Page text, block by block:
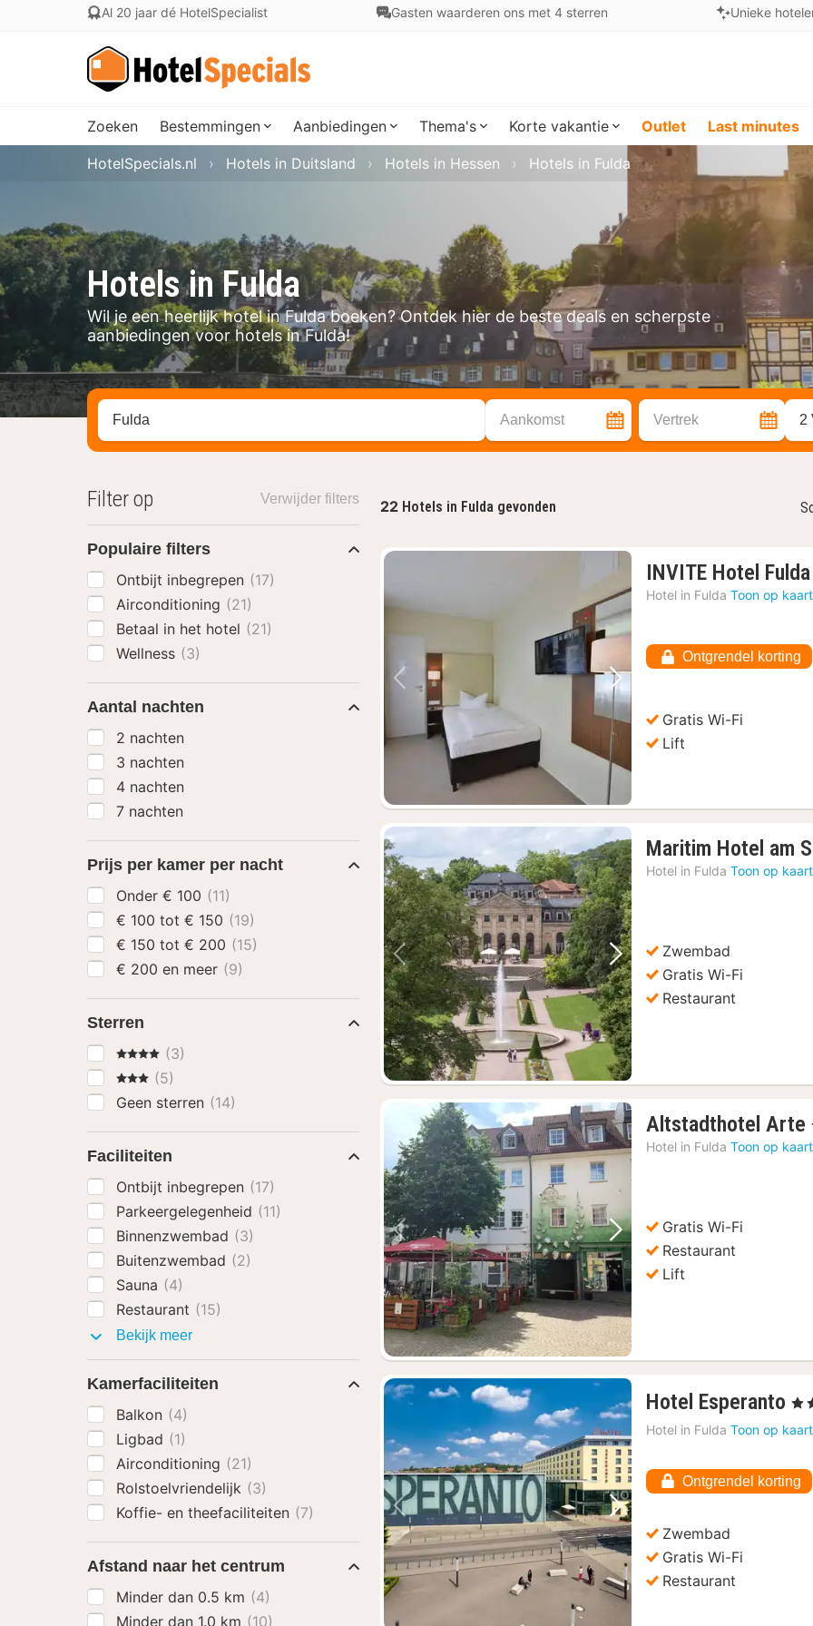
Al 20 jaar dé HotelSpecialist Gasten waarderen ons met 4 sterren Unieke
Zoeken Bestemmingen Aanbiedingen Thema's Korte vakantie Outlet Last minutes
Hotels in Fulda
Wil je een heerlijk hotel in Fulda boeken? Ontdek hier de beste deals en scherpste
aanbiedingen voor hotels in Fulda!
HotelSpecials.nl Hotels in Duitsland Hotels in Hessen Hotels in Fulda
Zoek op hotel, regio of stad Aankomst Vertrek 2
22 Hotels in Fulda gevonden
Vorige foto Volgende foto
INVITE Hotel
Hotel in Fulda Toon op kaart
Ontgrendel korting
Gratis Wi-Fi
Lift
Vorige foto Volgende foto
Maritim Hotel am
Hotel in Fulda Toon op kaart
Zwembad
Gratis Wi-Fi
Restaurant
Vorige foto Volgende foto
Altstadthotel Arte
Hotel in Fulda Toon op kaart
Gratis Wi-Fi
Restaurant
Lift
Vorige foto Volgende foto
Hotel Esperanto 1
€
, 4
Hotel in Fulda Toon op kaart
Ontgrendel korting
Zwembad
Gratis Wi-Fi
Restaurant
Filter op Verwijder filters
Populaire filters
Ontbijt inbegrepen (17)
Airconditioning (21)
Betaal in het hotel (21)
Wellness (3)
Aantal nachten
2 nachten
3 nachten
4 nachten
7 nachten
Prijs per kamer per nacht
Onder € 100 (11)
€ 100 tot € 150 (19)
€ 150 tot € 200 (15)
€ 200 en meer (9)
Sterren
4 Sterren
(3)
3 Sterren
(5)
Geen sterren (14)
Faciliteiten
Ontbijt inbegrepen (17)
Parkeergelegenheid (11)
Binnenzwembad (3)
Buitenzwembad (2)
Sauna (4)
Restaurant (15)
Bekijk meerFaciliteiten
Kamerfaciliteiten
Balkon (4)
Ligbad (1)
Airconditioning (21)
Rolstoelvriendelijk (3)
Koffie- en theefaciliteiten (7)
Afstand naar het centrum
Minder dan 0.5 km (4)
Minder dan 1.0 km (10)